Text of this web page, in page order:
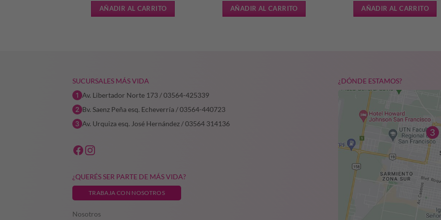
precio
original
precio
actual
AÑADIR AL CARRITO AÑADIR AL CARRITO
precio
original
AÑADIR AL CARRITO
SUCURSALES MÁS VIDA
Av. Libertador Norte 173 / 03564-425339
Bv. Saenz Peña esq. Echeverría / 03564-440723
Av. Urquiza esq. José Hernández / 03564 314136
¿QUERÉS SER PARTE DE MÁS VIDA?
TRABAJA CON NOSOTROS
Nosotros
¿DÓNDE ESTAMOS?